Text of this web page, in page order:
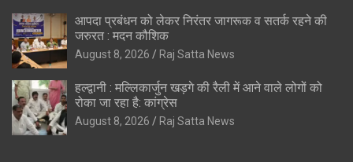
आपदा प्रबंधन को लेकर निरंतर जागरूक व सतर्क रहने की
जरुरत : मदन कौशिक
August 8, 2026 Raj Satta News
हल्द्वानी : मल्लिकार्जुन खड़गे की रैली में आने वाले लोगों को
रोका जा रहा है: कांग्रेस
August 8, 2026 Raj Satta News